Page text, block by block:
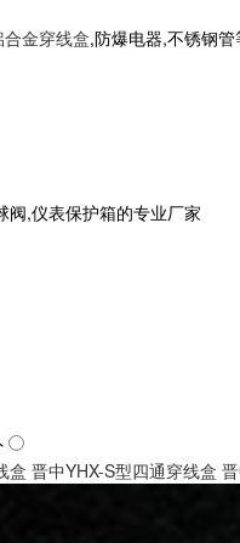
合金穿线盒,防爆电器,不锈钢
阀,仪表保护箱的专业厂家
盒 晋中YHX-S型四通穿线盒